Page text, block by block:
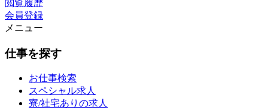
閲覧履歴
会員登録
メニュー
仕事を探す
お仕事検索
スペシャル求人
寮/社宅ありの求人